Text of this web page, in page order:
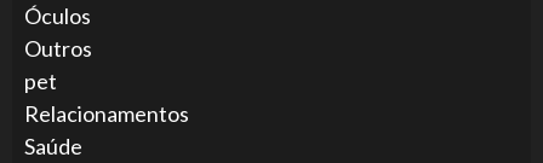
Óculos
Outros
pet
Relacionamentos
Saúde